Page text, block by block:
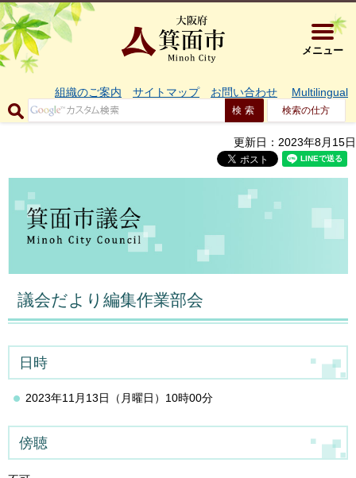
大阪府箕
メニュー
組織のご案内 サイトマップ お問い合わせ Multilingual
検索の仕方
更新日：2023年8月15日
議会だより編集作業部会
日時
2023年11月13日（月曜日）10時00分
傍聴